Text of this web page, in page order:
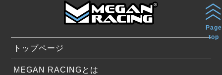
トップページ
MEGAN RACINGとは
Page
top